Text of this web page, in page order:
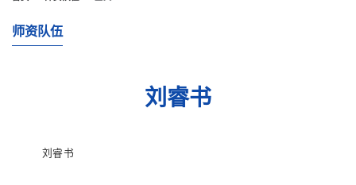
师资队伍
刘睿书
刘睿书